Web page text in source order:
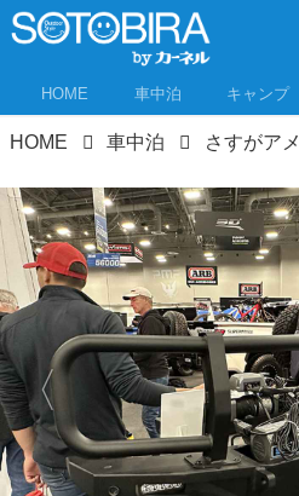
HOME 車中泊 キャンプ
HOME 車中泊